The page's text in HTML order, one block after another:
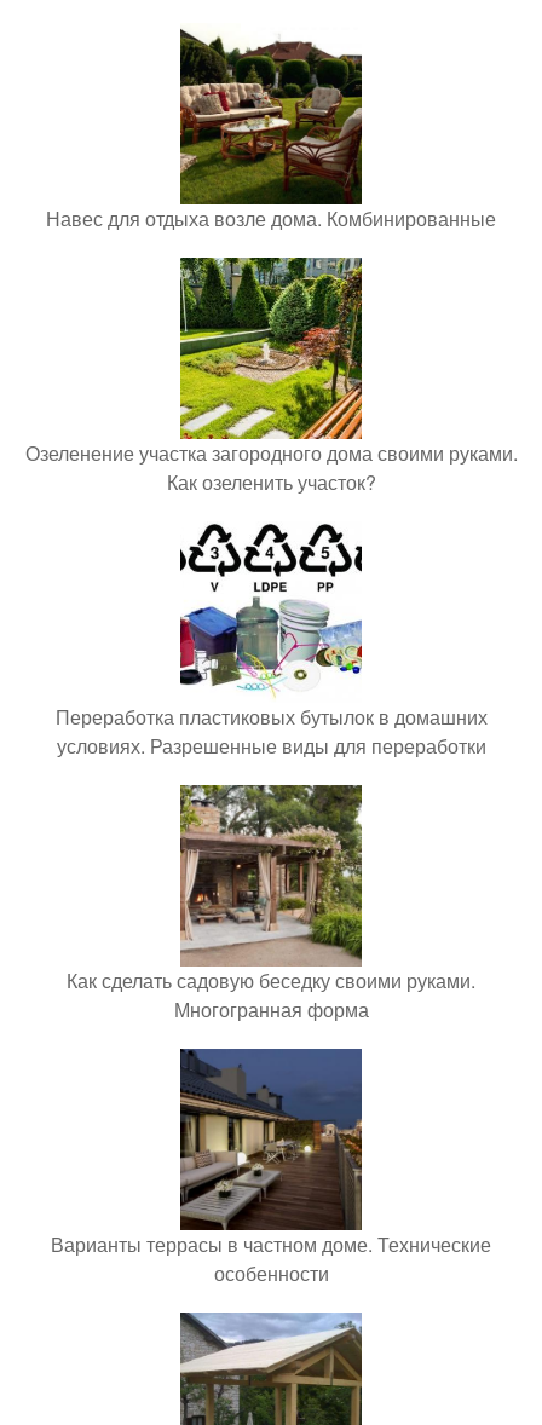
Навес для отдыха возле дома. Комбинированные
Озеленение участка загородного дома своими руками.
Как озеленить участок?
Переработка пластиковых бутылок в домашних
условиях. Разрешенные виды для переработки
Как сделать садовую беседку своими руками.
Многогранная форма
Варианты террасы в частном доме. Технические
особенности